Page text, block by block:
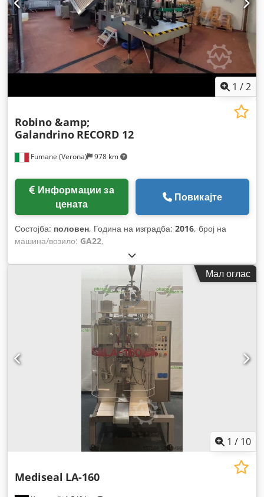
1 /2
Fumane (Verona) 978 km
Robino &amp;
Galandrino RECORD 12
цената
Повикајте
Состојба: половен, Година на изградба: 2016, број на
машина/возило: GA22,
Мал оглас
1 / 10
Mediseal LA-160